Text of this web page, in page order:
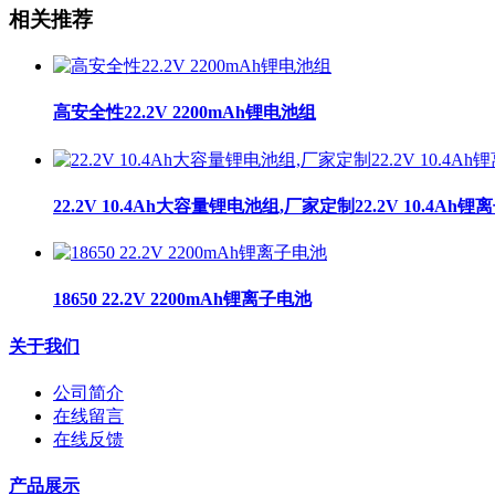
相关推荐
高安全性22.2V 2200mAh锂电池组
22.2V 10.4Ah大容量锂电池组,厂家定制22.2V 10.4Ah锂
18650 22.2V 2200mAh锂离子电池
关于我们
公司简介
在线留言
在线反馈
产品展示